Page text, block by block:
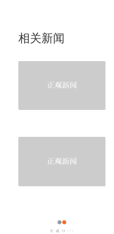
相关新闻